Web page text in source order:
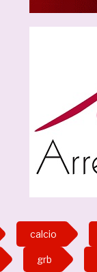
calcio
grb